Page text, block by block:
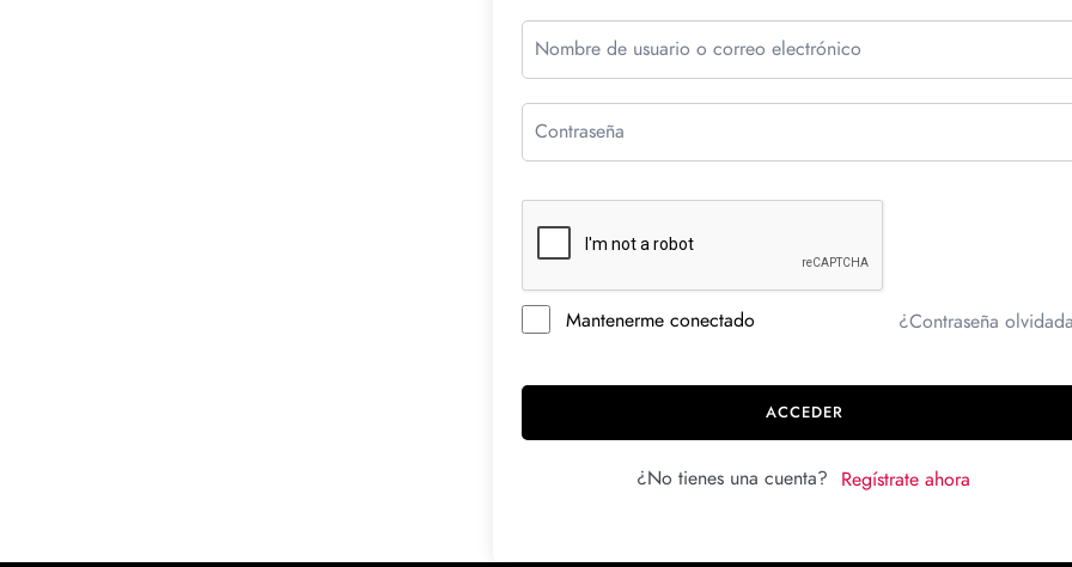
Mantenerme conectado ¿Contraseña
ACCEDER
¿No tienes una cuenta? Regístrate ahora